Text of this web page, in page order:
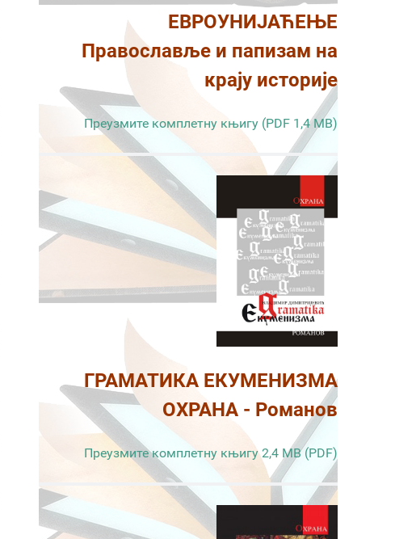
ЕВРОУНИЈАЋЕЊЕ
Православље и папизам на
крају историје
Преузмите комплетну књигу (PDF 1,4 MB)
ГРАМАТИКА ЕКУМЕНИЗМА
ОХРАНА - Романов
Преузмите комплетну књигу 2,4 MB (PDF)